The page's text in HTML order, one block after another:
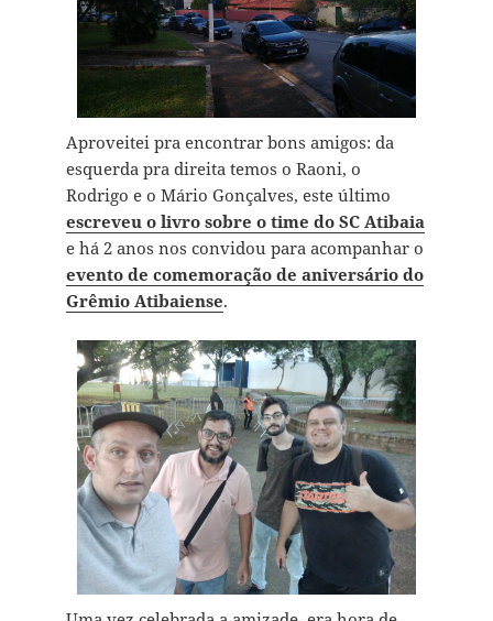
Aproveitei pra encontrar bons amigos: da
esquerda pra direita temos o Raoni, o
Rodrigo e o Mário Gonçalves, este último
escreveu o livro sobre o time do SC Atibaia
e há 2 anos nos convidou para acompanhar o
evento de comemoração de aniversário do
Grêmio Atibaiense.